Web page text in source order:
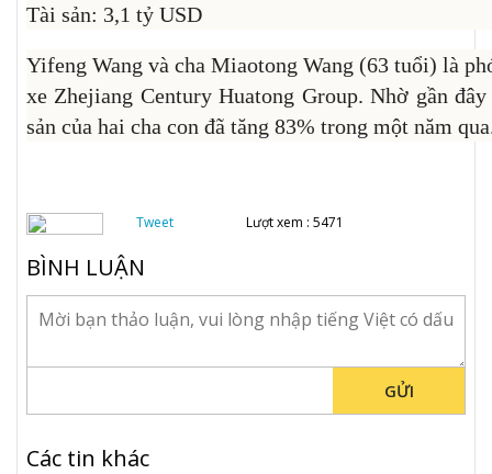
Tài sản: 3,1 tỷ USD
Yifeng Wang và cha Miaotong Wang (63 tuổi) là
xe Zhejiang Century Huatong Group. Nhờ gần
sản của hai cha con đã tăng 83% trong một năm
Tweet Lượt xem : 5471
BÌNH LUẬN
GỬI
Các tin khác